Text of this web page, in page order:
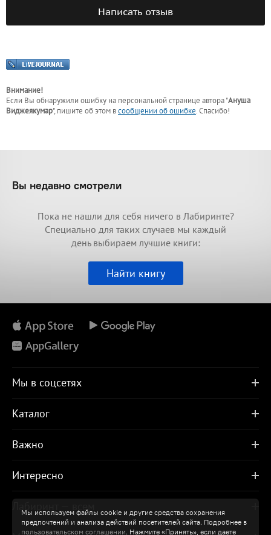
Написать отзыв
Внимание!
Если Вы обнаружили ошибку на персональной странице автора "Ануша
Виджеякумар", пишите об этом всообщении об ошибке. Спасибо!
Мы используем файлы cookie и другие средства сохранения
предпочтений и анализа действий посетителей сайта. Подробнее в
пользовательском соглашении. Нажмите «Принять», если даете
Вы недавно смотрели
Пока не нашли для себя ничего в Лабиринте?
Специально для таких случаев мы каждый
день выбираем лучшие книги:
Найти книгу
Мы в соцсетях
Каталог
Важно
Интересно
Лабиринт — всем